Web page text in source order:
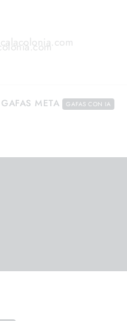
GAFAS META GAFAS CON IA